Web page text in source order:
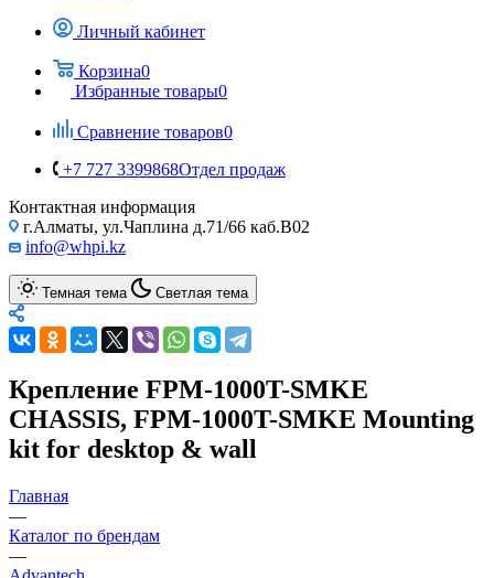
Личный кабинет
Корзина0
Избранные товары0
Сравнение товаров0
+7 727 3399868Отдел продаж
Контактная информация
г.Алматы, ул.Чаплина д.71/66 каб.B02
info@whpi.kz
Темная тема Светлая тема
Крепление FPM-1000T-SMKE
CHASSIS, FPM-1000T-SMKE Mounting
kit for desktop & wall
Главная
—
Каталог по брендам
—